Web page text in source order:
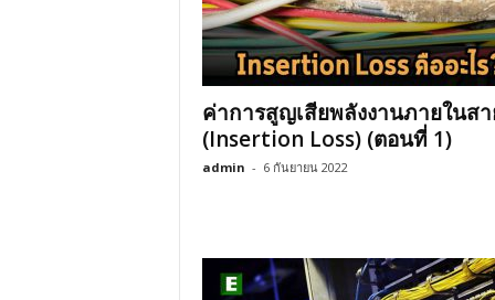
ค่าการสูญเสียพลังงานภายในส
(Insertion Loss) (ตอนที่ 1)
admin - 6 กันยายน 2022